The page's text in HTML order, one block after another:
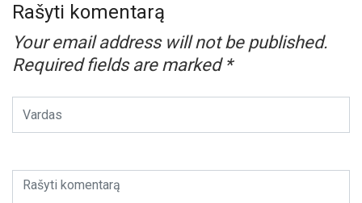
Rašyti komentarą
Your email address will not be published.
Required fields are marked *